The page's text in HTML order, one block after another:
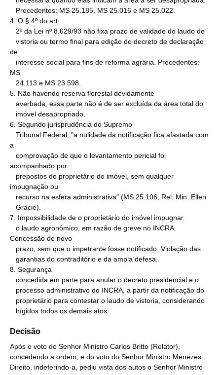
4. O § 4º do art.
de
MS
5. Não havendo reserva florestal devidamente
6. Segundo jurisprudência do Supremo
a
acompanhado por
impugnação ou
7. Impossibilidade de o proprietário do imóvel impugnar
Concessão de novo
8. Segurança
   hígidos todos os demais atos.
Decisão
Após o voto do Senhor Ministro Carlos Britto (Relator),
concedendo a ordem, e do voto do Senhor Ministro Menezes
Direito, indeferindo-a, pediu vista dos autos o Senhor Ministro